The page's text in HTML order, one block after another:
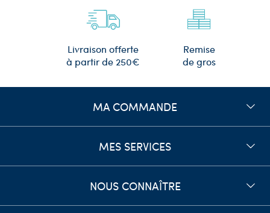
Livraison offerte
à partir de 250€
Remise
de gros
MA COMMANDE
MES SERVICES
NOUS CONNAÎTRE